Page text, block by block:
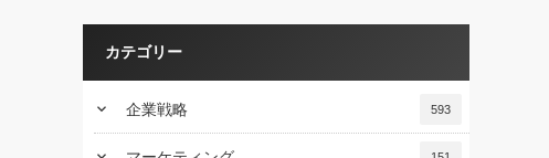
カテゴリー
keyboard_arrow_down 企業戦略 593